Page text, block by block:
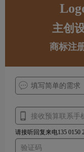
主创
商标注
请接听回复来电135 0150